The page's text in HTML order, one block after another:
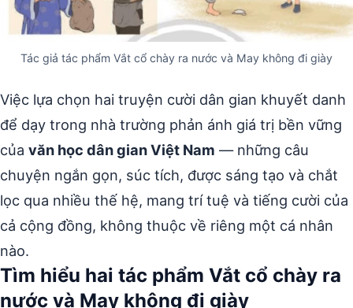
Tác giả tác phẩm Vắt cổ chày ra nước và May không đi giày
Việc lựa chọn hai truyện cười dân gian khuyết danh
để dạy trong nhà trường phản ánh giá trị bền vững
của văn học dân gian Việt Nam — những câu
chuyện ngắn gọn, súc tích, được sáng tạo và chắt
lọc qua nhiều thế hệ, mang trí tuệ và tiếng cười của
cả cộng đồng, không thuộc về riêng một cá nhân
nào.
Tìm hiểu hai tác phẩm Vắt cổ chày ra
nước và May không đi giày